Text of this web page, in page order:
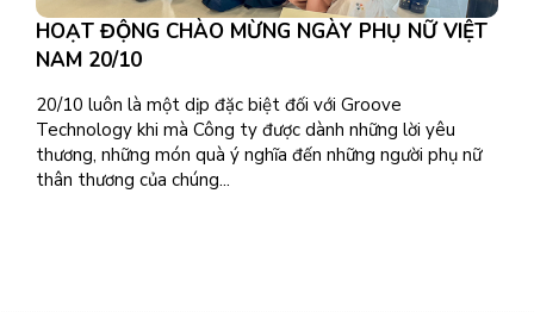
HOẠT ĐỘNG CHÀO MỪNG NGÀY PHỤ NỮ VIỆT
NAM 20/10
20/10 luôn là một dịp đặc biệt đối với Groove
Technology khi mà Công ty được dành những lời yêu
thương, những món quà ý nghĩa đến những người phụ nữ
thân thương của chúng...